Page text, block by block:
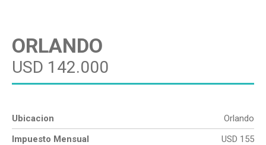
ORLANDO
USD 142.000
Ubicacion
Orlando
Impuesto Mensual
USD 155